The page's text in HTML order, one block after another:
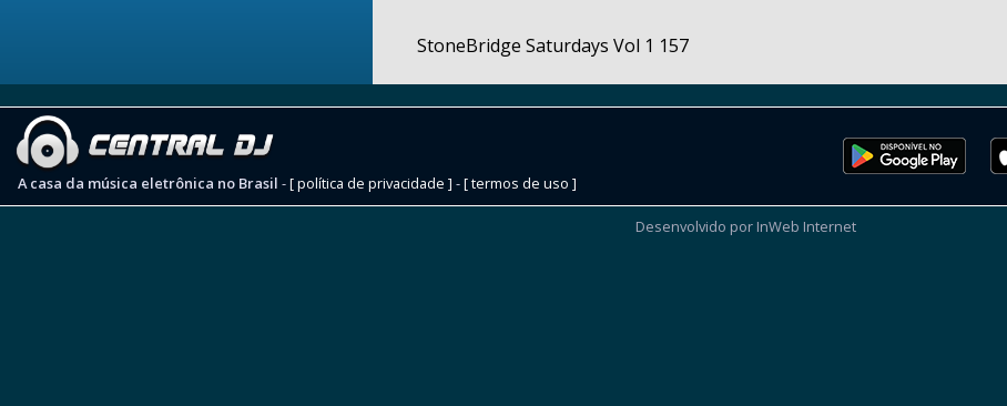
StoneBridge Saturdays Vol 1 157
A casa da música eletrônica no Brasil -[ política de privacidade ] -[ termos de uso ]
Desenvolvido por InWeb Internet